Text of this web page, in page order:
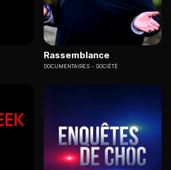
Rassemblance
DOCUMENTAIRES SOCIÉTÉ